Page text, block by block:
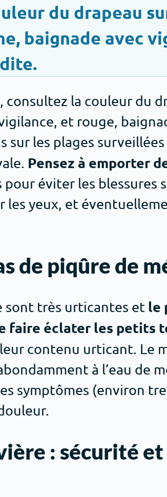
du drapeau
baignade avec
consultez la couleur du
et rouge,
sur les plages
Pensez à emporter
pour éviter les blessures
yeux, et
de piqûre de
sont très urticantes et le
faire éclater les petits
contenu urticant. Le
à l’eau de
symptômes (environ
: sécurité